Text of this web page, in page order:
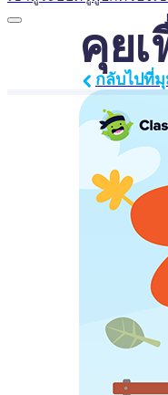
คุย
กลับไปที่